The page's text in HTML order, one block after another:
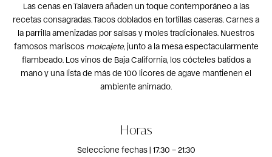
Las cenas en Talavera añaden un toque contemporáneo a las
recetas consagradas. Tacos doblados en tortillas caseras. Carnes a
la parrilla amenizadas por salsas y moles tradicionales. Nuestros
famosos mariscos molcajete, junto a la mesa espectacularmente
flambeado. Los vinos de Baja California, los cócteles batidos a
mano y una lista de más de 100 licores de agave mantienen el
ambiente animado.
Horas
Seleccione fechas | 17:30 – 21:30